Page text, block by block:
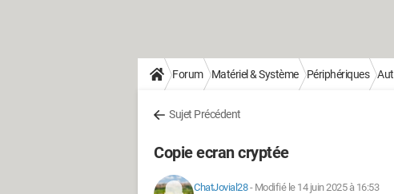
Forum Matériel & Système Périphériques
Sujet Précédent
Copie ecran cryptée
ChatJovial28- Modifié le 14 juin 2025 à 16:53